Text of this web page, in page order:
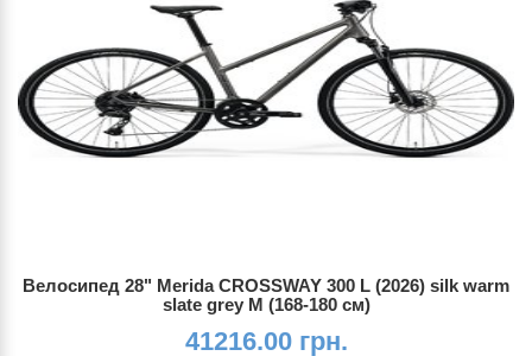
Велосипед 28" Merida CROSSWAY 300 L (2026) silk warm
slate grey M (168-180 см)
41216.00 грн.